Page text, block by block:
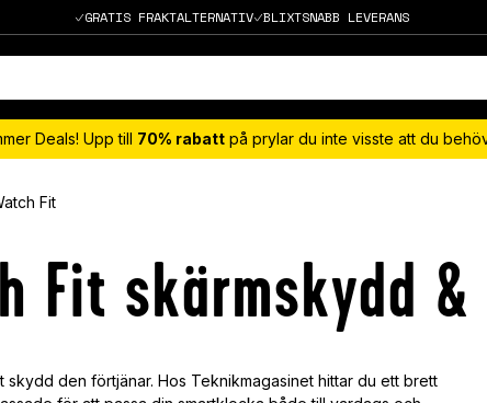
GRATIS FRAKTALTERNATIV BLIXTSNABB LEVERANS
Deals! Upp till 70% rabatt på prylar du inte visste att du
Fit
Fit skärmskydd
den förtjänar. Hos Teknikmagasinet hittar du ett brett